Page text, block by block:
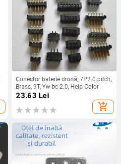
Conector baterie dronă, 7P2.0 pitch,
Brass, 9T, Yw-bc-2.0, Help Color
23.63 Lei
add_shopping_cart